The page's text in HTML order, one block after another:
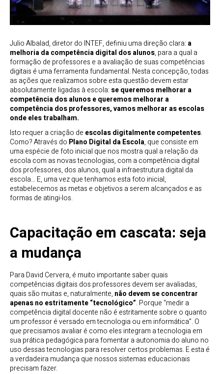
Julio Albalad, diretor do INTEF, definiu uma direção clara: a
melhoria da competência digital dos alunos, para a qual a
formação de professores e a avaliação de suas competências
digitais é uma ferramenta fundamental. Nesta concepção, todas
as ações que realizamos sobre esta questão devem estar
absolutamente ligadas à escola: se queremos melhorar a
competência dos alunos e queremos melhorar a
competência dos professores, vamos melhorar as escolas
onde eles trabalham.
Isto requer a criação de escolas digitalmente competentes.
Como? Através do Plano Digital da Escola, que consiste em
uma espécie de foto inicial que nos mostra qual a relação da
escola com as novas tecnologias, com a competência digital
dos professores, dos alunos, qual a infraestrutura digital da
escola… E, uma vez que tenhamos esta foto inicial,
estabelecemos as metas e objetivos a serem alcançados e as
formas de atingi-los.
Capacitação em cascata: seja
a mudança
Para David Cervera, é muito importante saber quais
competências digitais dos professores devem ser avaliadas,
quais são muitas e, naturalmente, não devem se concentrar
apenas no estritamente “tecnológico”. Porque “medir a
competência digital docente não é estritamente sobre o quanto
um professor é versado em tecnologia ou em informática”. O
que precisamos avaliar é como eles integram a tecnologia em
sua prática pedagógica para fomentar a autonomia do aluno no
uso dessas tecnologias para resolver certos problemas. E esta é
a verdadeira mudança que nossos sistemas educacionais
precisam fazer.